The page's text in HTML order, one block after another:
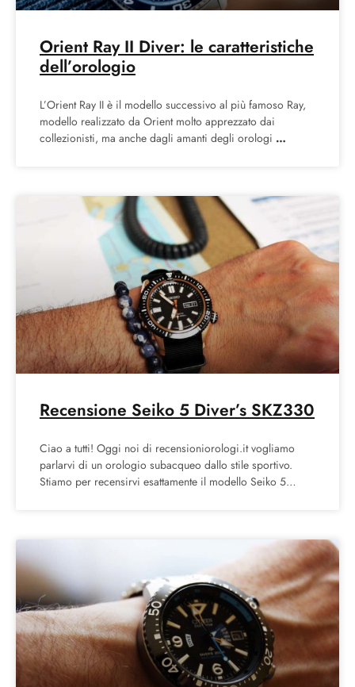
Orient Ray II Diver: le caratteristiche
dell’orologio
L’Orient Ray II è il modello successivo al più famoso Ray,
modello realizzato da Orient molto apprezzato dai
collezionisti, ma anche dagli amanti degli orologi
Recensione Seiko 5 Diver’s SKZ330
Ciao a tutti! Oggi noi di recensioniorologi.it vogliamo
parlarvi di un orologio subacqueo dallo stile sportivo.
Stiamo per recensirvi esattamente il modello Seiko 5